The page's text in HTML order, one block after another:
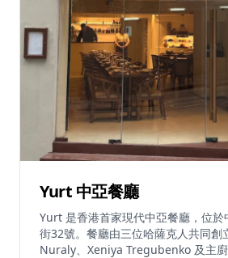
魚、穴子天婦羅配鵝肝）。餐廳內部
地板、壁畫及以主廚母親 Young
的餐具。賓客可選擇全日單點菜單、
性品嚐菜單。餐廳逢星期一至日中午
業。Akira Back 位於香港中環美利
Henderson 5樓。
Yurt 中亞餐廳
Yurt 是香港首家現代中亞餐廳，位於
街32號。餐廳由三位哈薩克人共同創
Nuraly、Xeniya Tregubenko 及主